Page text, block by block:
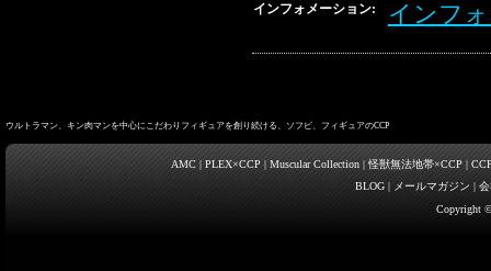
インフォメーション: インフ
ウルトラマン、キン肉マンを中心にこだわりフィギュアを創り続ける、ソフビ、フィギュアのCCP
AMC| PLEX×CCP| Muscular Collection|怪獣無法地帯×CCP|
BLOG | メールマガジン |
Copyright